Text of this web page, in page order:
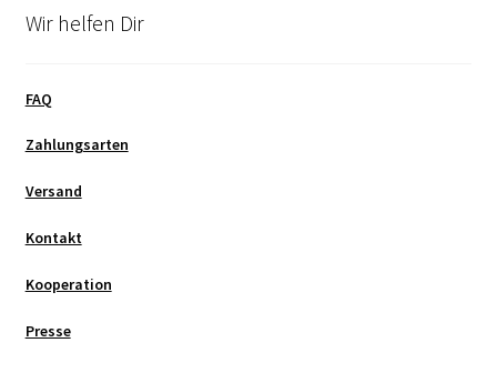
Wir helfen Dir
FAQ
Zahlungsarten
Versand
Kontakt
Kooperation
Presse